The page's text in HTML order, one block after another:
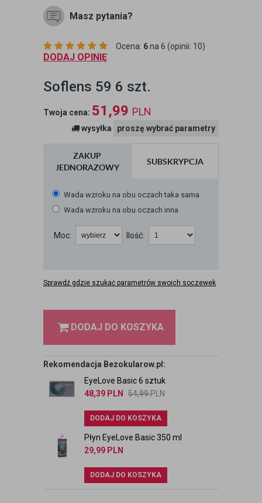
Masz pytania?
Ocena: 6na 6 (opinii: 10)
DODAJ OPINIĘ
Soflens 59 6 szt.
Twoja cena: 51,99 PLN
wysyłka proszę wybrać parametry
ZAKUP
JEDNORAZOWY
SUBSKRYPCJA
Wada wzroku na obu oczach taka sama
Wada wzroku na obu oczach inna
Moc: Ilość:
Sprawdź gdzie szukać parametrów swoich soczewek
DODAJ DO KOSZYKA
Rekomendacja Bezokularow.pl:
EyeLove Basic 6 sztuk
48,39 PLN 54,99PLN
DODAJ DO KOSZYKA
Płyn EyeLove Basic 350 ml
29,99 PLN
DODAJ DO KOSZYKA